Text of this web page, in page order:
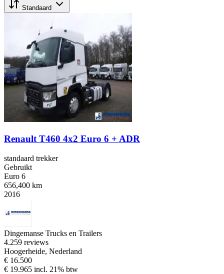
Standaard
Renault T460 4x2 Euro 6 + ADR
standaard trekker
Gebruikt
Euro 6
656,400 km
2016
Dingemanse Trucks en Trailers
4.259 reviews
Hoogerheide, Nederland
€ 16.500
€ 19.965 incl. 21% btw